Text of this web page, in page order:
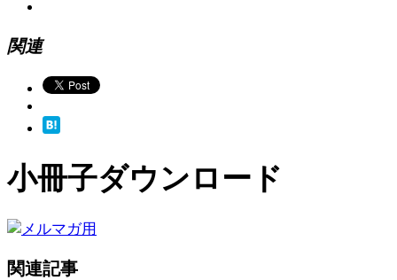
関連
小冊子ダウンロード
関連記事